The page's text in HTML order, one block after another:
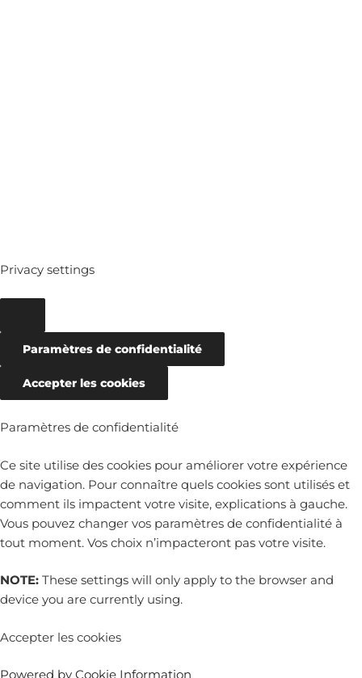
Privacy settings
Paramètres de confidentialité
Accepter les cookies
Paramètres de confidentialité
Ce site utilise des cookies pour améliorer votre expérience
de navigation. Pour connaître quels cookies sont utilisés et
comment ils impactent votre visite, explications à gauche.
Vous pouvez changer vos paramètres de confidentialité à
tout moment. Vos choix n’impacteront pas votre visite.
NOTE: These settings will only apply to the browser and
device you are currently using.
Accepter les cookies
Powered by Cookie Information